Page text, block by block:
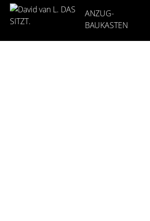
ANZUG-
BAUKASTEN